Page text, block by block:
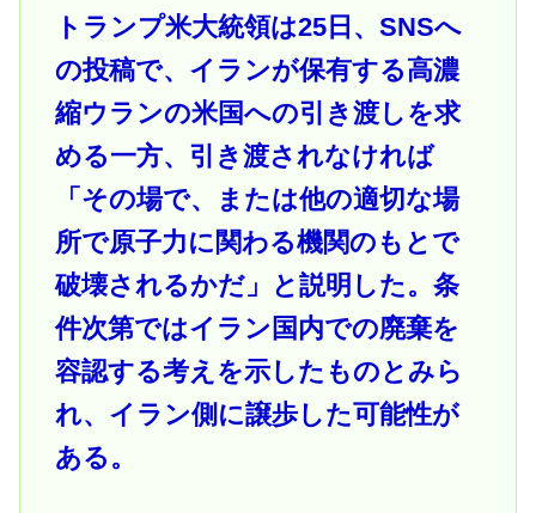
トランプ米大統領は25日、SNSへ
の投稿で、イランが保有する高濃
縮ウランの米国への引き渡しを求
める一方、引き渡されなければ
「その場で、または他の適切な場
所で原子力に関わる機関のもとで
破壊されるかだ」と説明した。条
件次第ではイラン国内での廃棄を
容認する考えを示したものとみら
れ、イラン側に譲歩した可能性が
ある。